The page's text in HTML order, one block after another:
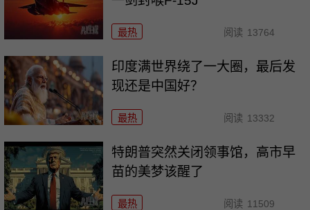
最热 阅读 13764
印度满世界绕了一大圈，最后发
现还是中国好？
最热 阅读 13332
特朗普突然关闭领事馆，高市早
苗的美梦该醒了
最热 阅读 11509